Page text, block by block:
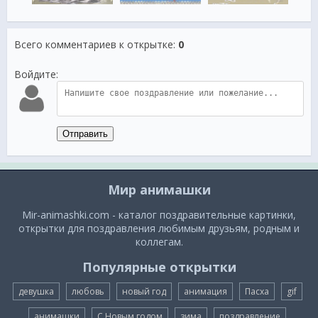
Всего комментариев к открытке: 0
Войдите:
Отправить
Мир анимашки
Mir-animashki.com - каталог поздравительные картинки,
открытки для поздравления любимым друзьям, родным и
коллегам.
Популярные открытки
девушка любовь новый год анимация Пасха gif